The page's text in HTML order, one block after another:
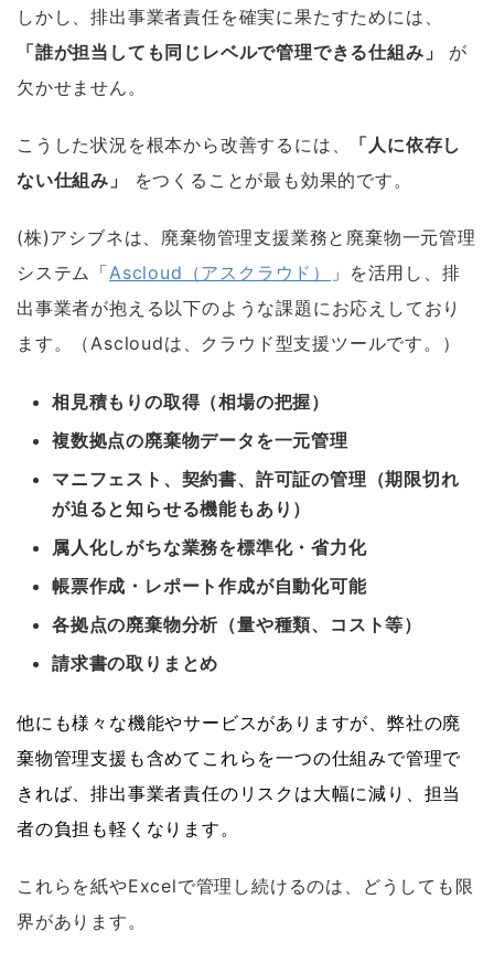
しかし、排出事業者責任を確実に果たすためには、
「誰が担当しても同じレベルで管理できる仕組み」
が
欠かせません。
こうした状況を根本から改善するには、
「人に依存し
ない仕組み」
をつくることが最も効果的です。
(株)アシブネは、廃棄物管理支援業務と廃棄物一元管理
システム「Ascloud（アスクラウド）
」を活用し、排
出事業者が抱える以下のような課題にお応えしており
ます。（Ascloudは、クラウド型支援ツールです。）
相見積もりの取得（相場の把握）
複数拠点の廃棄物データを一元管理
マニフェスト、契約書、許可証の管理（期限切れ
が迫ると知らせる機能もあり）
属人化しがちな業務を標準化・省力化
帳票作成・レポート作成が自動化可能
各拠点の廃棄物分析（量や種類、コスト等）
請求書の取りまとめ
他にも様々な機能やサービスがありますが、弊社の廃
棄物管理支援も含めてこれらを一つの仕組みで管理で
きれば、排出事業者責任のリスクは大幅に減り、担当
者の負担も軽くなります。
これらを紙やExcelで管理し続けるのは、どうしても限
界があります。